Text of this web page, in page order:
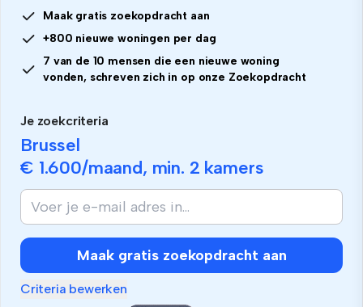
Maak gratis zoekopdracht aan
+800 nieuwe woningen per dag
7 van de 10 mensen die een nieuwe woning
vonden, schreven zich in op onze Zoekopdracht
Je zoekcriteria
Brussel
€ 1.600/maand, min. 2 kamers
Maak gratis zoekopdracht aan
Criteria bewerken